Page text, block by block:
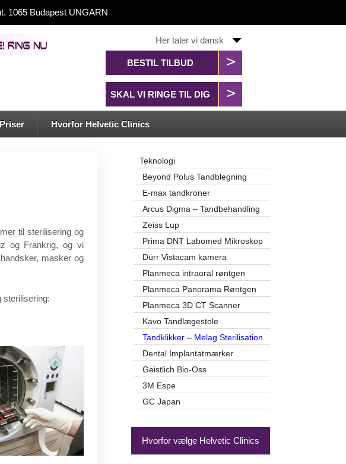
1065 Budapest UNGARN
Her taler vi dansk
BESTIL TILBUD
SKAL VI RINGE TIL DIG
Priser Hvorfor Helvetic Clinics
til sterilisering og
og Frankrig, og vi
masker og
sterilisering:
Teknologi
Beyond Polus Tandblegning
E-max tandkroner
Arcus Digma – Tandbehandling
Zeiss Lup
Prima DNT Labomed Mikroskop
Dürr Vistacam kamera
Planmeca intraoral røntgen
Planmeca Panorama Røntgen
Planmeca 3D CT Scanner
Kavo Tandlægestole
Tandklikker – Melag Sterilisation
Dental Implantatmærker
Geistlich Bio-Oss
3M Espe
GC Japan
Hvorfor vælge Helvetic Clinics